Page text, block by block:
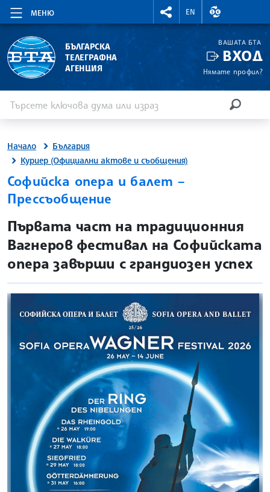
МЕНЮ
RIGHTMENU.SOCIAL
EN
ВАЛУТНИ
БЪЛГАРСКА
ТЕЛЕГРАФНА
АГЕНЦИЯ
ВАШАТА БТА
ВХОД
Нямате профил?
Начало
България
Куриер (Официални актове и съобщения)
Софийска опера и балет –
Прессъобщение
site.bta
Първата част на традиционния
Вагнеров фестивал на Софийската
опера завърши с грандиозен успех